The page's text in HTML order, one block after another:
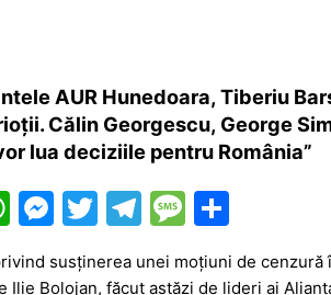
AUR Hunedoara, Tiberiu
Călin Georgescu, George
lua deciziile pentru România”
W
h
at
M
s
T
itt
T
el
e
M
e
s
ar
ta
susținerea unei moțiuni de cenzură
Ilie Bolojan, făcut astăzi de lideri ai